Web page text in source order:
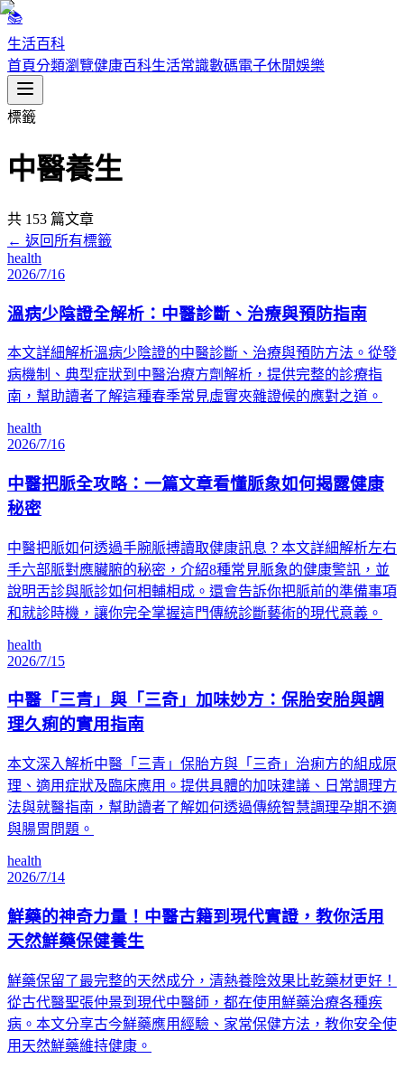
📚
生活百科
首頁分類瀏覽健康百科生活常識數碼電子休閒娛樂
標籤
中醫養生
共 153 篇文章
← 返回所有標籤
health
2026/7/16
溫病少陰證全解析：中醫診斷、治療與預防指南
本文詳細解析溫病少陰證的中醫診斷、治療與預防方法。從發
病機制、典型症狀到中醫治療方劑解析，提供完整的診療指
南，幫助讀者了解這種春季常見虛實夾雜證候的應對之道。
health
2026/7/16
中醫把脈全攻略：一篇文章看懂脈象如何揭露健康
秘密
中醫把脈如何透過手腕脈搏讀取健康訊息？本文詳細解析左右
手六部脈對應臟腑的秘密，介紹8種常見脈象的健康警訊，並
說明舌診與脈診如何相輔相成。還會告訴你把脈前的準備事項
和就診時機，讓你完全掌握這門傳統診斷藝術的現代意義。
health
2026/7/15
中醫「三青」與「三奇」加味妙方：保胎安胎與調
理久痢的實用指南
本文深入解析中醫「三青」保胎方與「三奇」治痢方的組成原
理、適用症狀及臨床應用。提供具體的加味建議、日常調理方
法與就醫指南，幫助讀者了解如何透過傳統智慧調理孕期不適
與腸胃問題。
health
2026/7/14
鮮藥的神奇力量！中醫古籍到現代實證，教你活用
天然鮮藥保健養生
鮮藥保留了最完整的天然成分，清熱養陰效果比乾藥材更好！
從古代醫聖張仲景到現代中醫師，都在使用鮮藥治療各種疾
病。本文分享古今鮮藥應用經驗、家常保健方法，教你安全使
用天然鮮藥維持健康。